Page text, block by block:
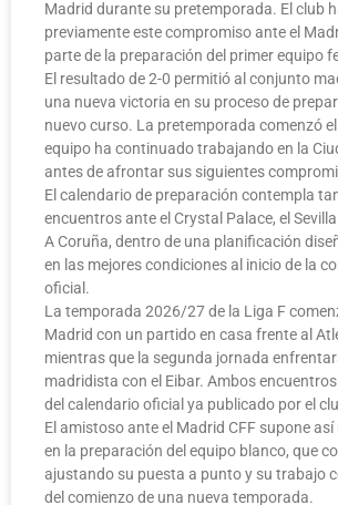
Madrid durante su pretemporada. El club
previamente este compromiso ante el
parte de la preparación del primer equipo
El resultado de 2-0 permitió al conjunto
una nueva victoria en su proceso de
nuevo curso. La pretemporada comenzó el
equipo ha continuado trabajando en la
antes de afrontar sus siguientes
El calendario de preparación contempla
encuentros ante el Crystal Palace, el
A Coruña, dentro de una planificación
en las mejores condiciones al inicio de la
oficial.
La temporada 2026/27 de la Liga F
Madrid con un partido en casa frente al
mientras que la segunda jornada
madridista con el Eibar. Ambos
del calendario oficial ya publicado por el
El amistoso ante el Madrid CFF supone
en la preparación del equipo blanco, que
ajustando su puesta a punto y su trabajo
del comienzo de una nueva temporada.